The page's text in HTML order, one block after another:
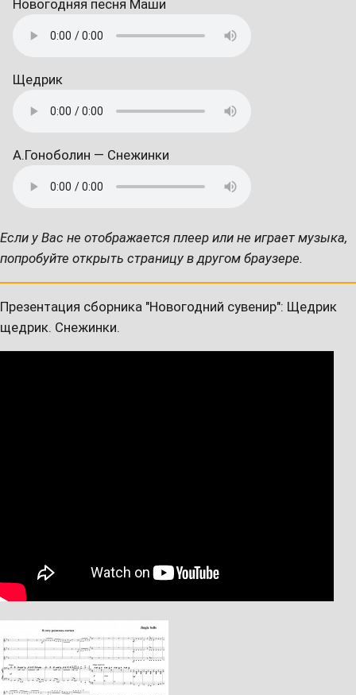
Новогодняя песня Маши
Щедрик
А.Гоноболин — Снежинки
Если у Вас не отображается плеер или не играет музыка,
попробуйте открыть страницу в другом браузере.
Презентация сборника "Новогодний сувенир": Щедрик
щедрик. Снежинки.